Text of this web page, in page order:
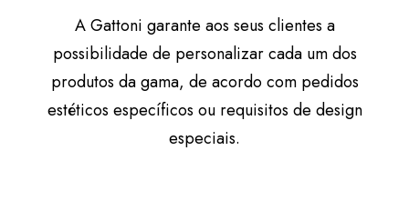
A Gattoni garante aos seus clientes a
possibilidade de personalizar cada um dos
produtos da gama, de acordo com pedidos
estéticos específicos ou requisitos de design
especiais.